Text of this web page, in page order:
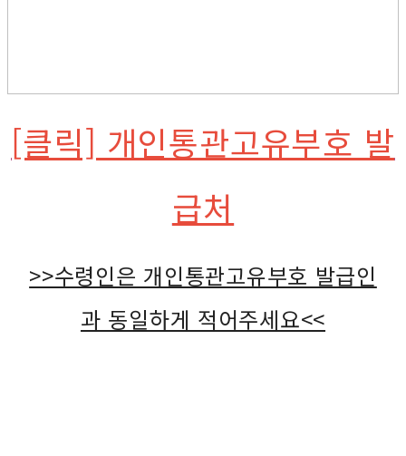
[클릭] 개인통관고유부호 발
급처
>>수령인은 개인통관고유부호 발급인
과 동일하게 적어주세요<<